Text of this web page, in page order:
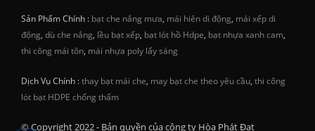
Sản Phẩm Chính : bạt che nắng mưa, mái hiên di động, mái xếp di
động, dù che nắng, lều bạt xếp, bạt lót hồ Hdpe, bạt nhựa xanh cam,
thi công mái tôn, mái nhựa poly lấy sáng
Dịch Vụ Chính :thay bạt mái che, may bạt che theo yêu cầu, thi công
lót bạt HDPE chống thấm
© Copyright 2022 - Bản quyền của công ty Hòa Phát Đạt